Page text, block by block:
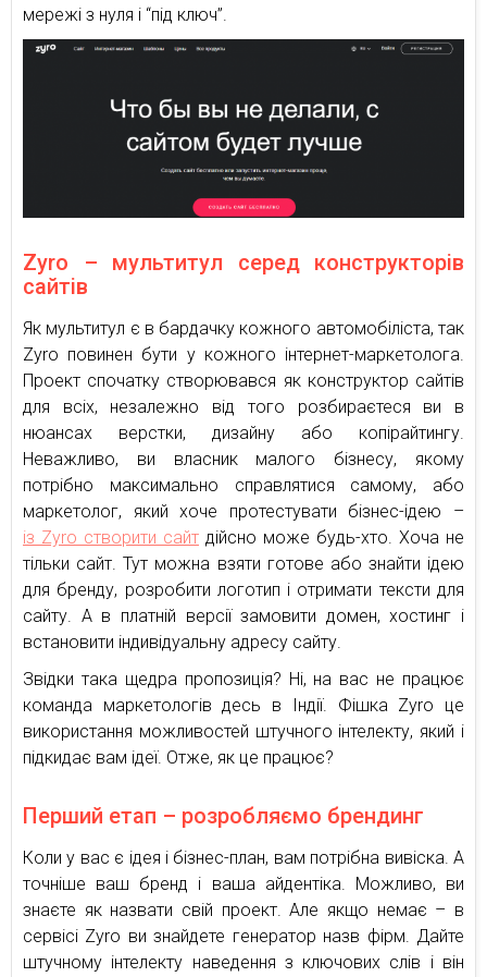
мережі з нуля і “під ключ”.
Zyro – мультитул серед конструкторів
сайтів
Як мультитул є в бардачку кожного автомобіліста, так
Zyro повинен бути у кожного інтернет-маркетолога.
Проект спочатку створювався як конструктор сайтів
для всіх, незалежно від того розбираєтеся ви в
нюансах верстки, дизайну або копірайтингу.
Неважливо, ви власник малого бізнесу, якому
потрібно максимально справлятися самому, або
маркетолог, який хоче протестувати бізнес-ідею –
із Zyro створити сайт дійсно може будь-хто. Хоча не
тільки сайт. Тут можна взяти готове або знайти ідею
для бренду, розробити логотип і отримати тексти для
сайту. А в платній версії замовити домен, хостинг і
встановити індивідуальну адресу сайту.
Звідки така щедра пропозиція? Ні, на вас не працює
команда маркетологів десь в Індії. Фішка Zyro це
використання можливостей штучного інтелекту, який і
підкидає вам ідеї. Отже, як це працює?
Перший етап – розробляємо брендинг
Коли у вас є ідея і бізнес-план, вам потрібна вивіска. А
точніше ваш бренд і ваша айдентіка. Можливо, ви
знаєте як назвати свій проект. Але якщо немає – в
сервісі Zyro ви знайдете генератор назв фірм. Дайте
штучному інтелекту наведення з ключових слів і він